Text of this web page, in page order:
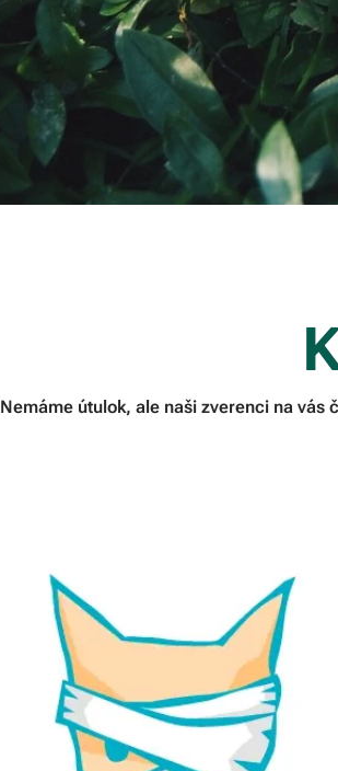
Nemáme útulok, ale naši zverenci na